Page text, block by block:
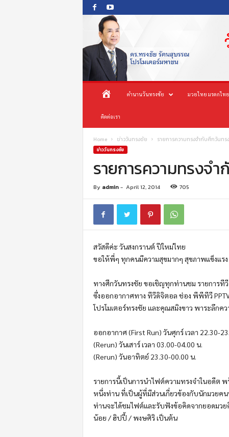
O
o
น้
า
ก
ตำนานวันทรงชัย มวยไทย มรดกไท
ติดต่อเรา
Home ข่าววันทรงชัย
ข่าววันทรงชัย
By admin- April 12, 2014 705
สวัสดีค่ะ วันสงกรานต์ ปีใหม่ไทย
ขอให้พี่ๆ ทุกคนมีความสุขมากๆ สุขภาพแข็งแร
ทางศึกวันทรงชัย ขอเชิญทุกท่านชม รายการที
ซึ่งออกอากาศทาง ทีวีดิจิตอล ช่อง พีพีทีวี
โปรโมเตอร์ทรงชัย และคุณสมิงขาว พาระลึกค
ออกอากาศ (First Run) วันศุกร์ เวลา 22.30-
(Rerun) วันเสาร์ เวลา 03.00-04.00 น.
(Rerun) วันอาทิตย์ 23.30-00.00 น.
รายการนี้เป็นการนำไฟต์ความทรงจำในอดีต
หนึ่งท่าน ที่เป็นผู้ที่มีส่วนเกี่ยวข้องกับนักมวยค
ท่านจะได้ชมไฟต์และรับฟังข้อคิดจากยอดมว
น้อย / ฮิปปี้ / พงษศิริ เป็นต้น